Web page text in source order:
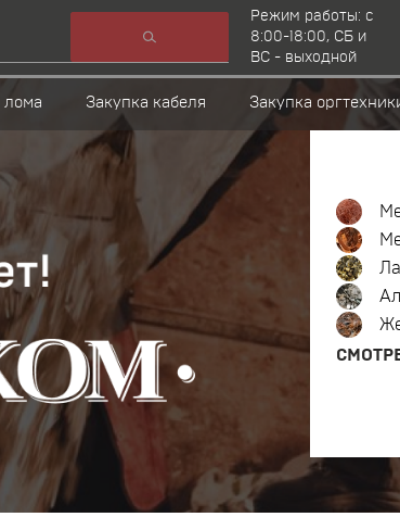
Режим работы: c
8:00-18:00, СБ и
ВС - выходной
лома Закупка кабеля Закупка